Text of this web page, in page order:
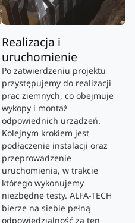
Realizacja i
uruchomienie
Po zatwierdzeniu projektu
przystępujemy do realizacji
prac ziemnych, co obejmuje
wykopy i montaż
odpowiednich urządzeń.
Kolejnym krokiem jest
podłączenie instalacji oraz
przeprowadzenie
uruchomienia, w trakcie
którego wykonujemy
niezbędne testy. ALFA-TECH
bierze na siebie pełną
odpowiedzialność za ten